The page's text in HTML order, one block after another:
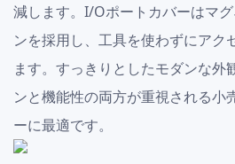
減します。I/Oポートカバーはマ
ンを採用し、工具を使わずにアク
ます。すっきりとしたモダンな外
ンと機能性の両方が重視される小
ーに最適です。